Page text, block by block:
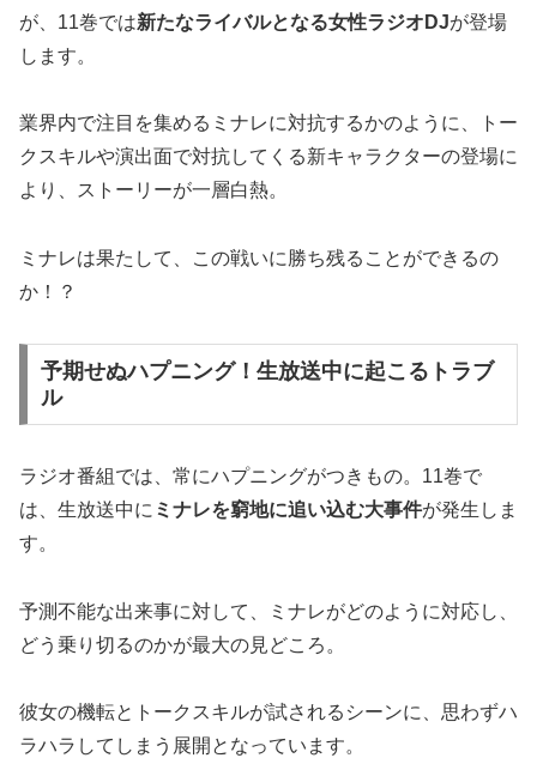
が、11巻では新たなライバルとなる女性ラジオDJが登場
します。
業界内で注目を集めるミナレに対抗するかのように、トー
クスキルや演出面で対抗してくる新キャラクターの登場に
より、ストーリーが一層白熱。
ミナレは果たして、この戦いに勝ち残ることができるの
か！？
予期せぬハプニング！生放送中に起こるトラブ
ル
ラジオ番組では、常にハプニングがつきもの。11巻で
は、生放送中に ミナレを窮地に追い込む大事件が発生しま
す。
予測不能な出来事に対して、ミナレがどのように対応し、
どう乗り切るのかが最大の見どころ。
彼女の機転とトークスキルが試されるシーンに、思わずハ
ラハラしてしまう展開となっています。